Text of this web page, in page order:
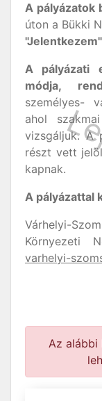
A pályázatok
úton a Bükki
"Jelentkezem"
A pályázati
módja,
személyes-
ahol
vizsgáljuk. A
részt vett
kapnak.
A pályázattal
Várhelyi-
Környezeti
varhelyi-
Az alábbi